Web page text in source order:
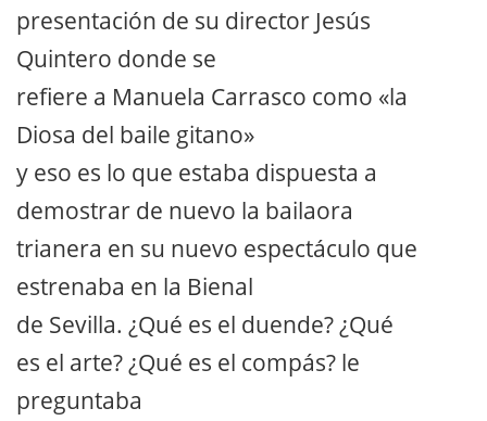
presentación de su director Jesús
Quintero donde se
refiere a Manuela Carrasco como «la
Diosa del baile gitano»
y eso es lo que estaba dispuesta a
demostrar de nuevo la bailaora
trianera en su nuevo espectáculo que
estrenaba en la Bienal
de Sevilla. ¿Qué es el duende? ¿Qué
es el arte? ¿Qué es el compás? le
preguntaba